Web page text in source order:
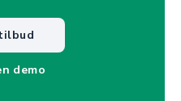
demo